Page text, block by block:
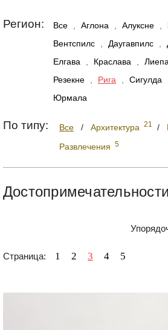
Регион: Все Аглона Алуксне
Вентспилс
Даугавпилс
Елгава
Краслава
Резекне
Рига Сигулда
Юрмала
По типу: Все / Архитектура 21 /
Развлечения 5
Страница: 1 2 3 4 5